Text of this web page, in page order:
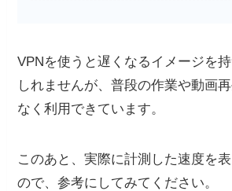
VPNを使うと遅くなるイメージを
しれませんが、普段の作業や動画
なく利用できています。
このあと、実際に計測した速度を
ので、参考にしてみてください。